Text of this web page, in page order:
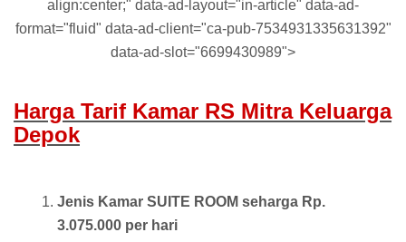
align:center;" data-ad-layout="in-article" data-ad-
format="fluid" data-ad-client="ca-pub-7534931335631392"
data-ad-slot="6699430989">
Harga Tarif Kamar RS Mitra Keluarga
Depok
Jenis Kamar SUITE ROOM seharga Rp.
3.075.000 per hari